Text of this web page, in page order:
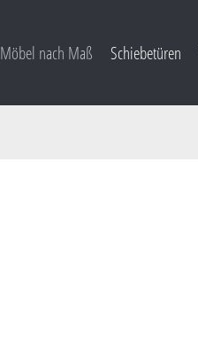
Möbel nach Maß Schiebetüren